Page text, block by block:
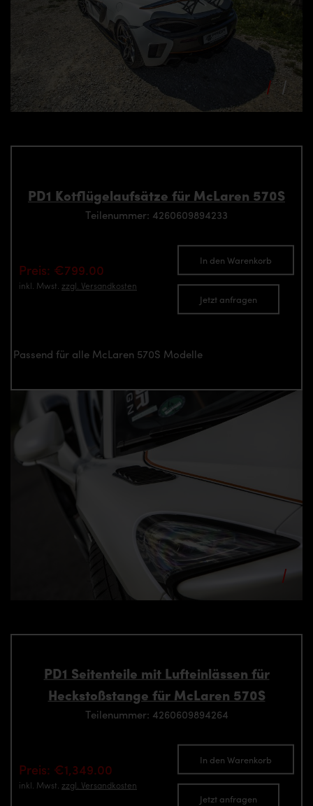
PD1 Kotflügelaufsätze für McLaren 570S
Teilenummer: 4260609894233
Preis: €799.00
inkl. Mwst. zzgl. Versandkosten
In den Warenkorb
Jetzt anfragen
Passend für alle McLaren 570S Modelle
PD1 Seitenteile mit Lufteinlässen für
Heckstoßstange für McLaren 570S
Teilenummer: 4260609894264
Preis: €1,349.00
inkl. Mwst. zzgl. Versandkosten
In den Warenkorb
Jetzt anfragen